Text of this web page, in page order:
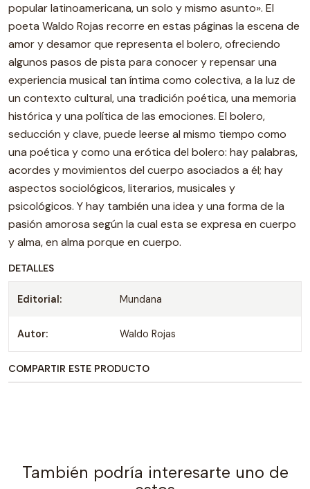
popular latinoamericana, un solo y mismo asunto». El
poeta Waldo Rojas recorre en estas páginas la escena de
amor y desamor que representa el bolero, ofreciendo
algunos pasos de pista para conocer y repensar una
experiencia musical tan íntima como colectiva, a la luz de
un contexto cultural, una tradición poética, una memoria
histórica y una política de las emociones. El bolero,
seducción y clave, puede leerse al mismo tiempo como
una poética y como una erótica del bolero: hay palabras,
acordes y movimientos del cuerpo asociados a él; hay
aspectos sociológicos, literarios, musicales y
psicológicos. Y hay también una idea y una forma de la
pasión amorosa según la cual esta se expresa en cuerpo
y alma, en alma porque en cuerpo.
DETALLES
Editorial: Mundana
Autor: Waldo Rojas
COMPARTIR ESTE PRODUCTO
También podría interesarte uno de